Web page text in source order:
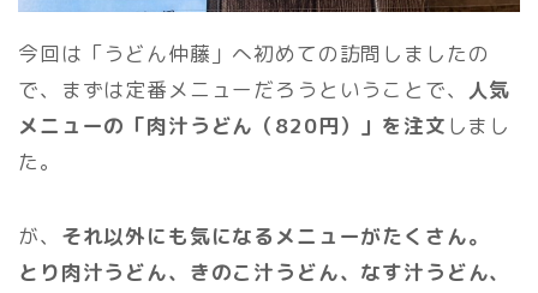
今回は「うどん仲藤」へ初めての訪問しましたの
で、まずは定番メニューだろうということで、 人気
メニューの「肉汁うどん（820円）」を注文 しまし
た。
が、 それ以外にも気になるメニューがたくさん。
とり肉汁うどん、きのこ汁うどん、なす汁うどん、